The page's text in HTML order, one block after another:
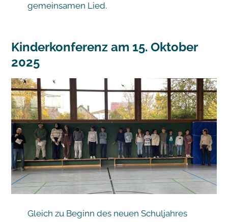
gemeinsamen Lied.
Kinderkonferenz am 15. Oktober
2025
Gleich zu Beginn des neuen Schuljahres